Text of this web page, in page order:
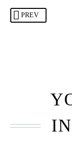
PREV